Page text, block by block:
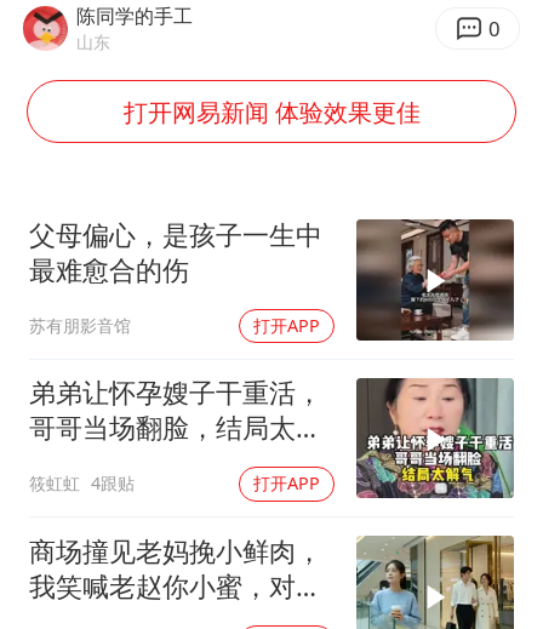
以军士兵把枪口对准中国记者
上门女婿出轨女邻居多年被判重婚罪
《龙餐馆》 冲奖
笔试第一被劝弃考涉事副校长被撤职
构建更高水平的全民健身公共服务体系
奋力开创中国式现代化建设新局面
陈同学的手工
山东 0
打开网易新闻 体验效果更佳
父母偏心，是孩子一生中
最难愈合的伤
苏有朋影音馆 打开APP
弟弟让怀孕嫂子干重活，
哥哥当场翻脸，结局太解
筱虹虹 4跟贴 打开APP
商场撞见老妈挽小鲜肉，
我笑喊老赵你小蜜，对方